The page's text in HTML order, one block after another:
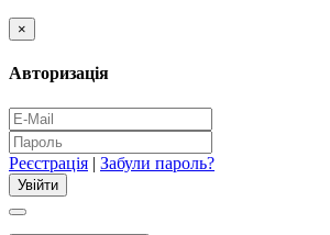
×
Авторизація
Реєстрація | Забули пароль?